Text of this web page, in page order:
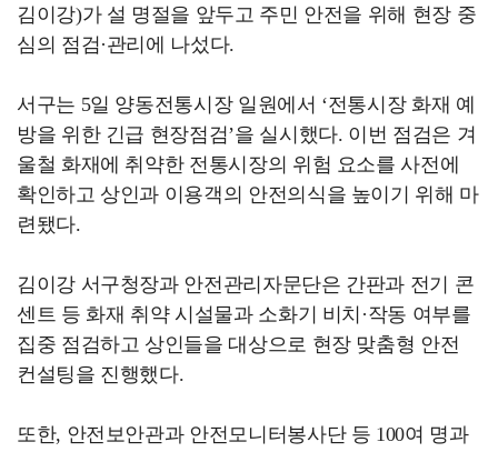
김이강)가 설 명절을 앞두고 주민 안전을 위해 현장 중
심의 점검·관리에 나섰다.
서구는 5일 양동전통시장 일원에서 ‘전통시장 화재 예
방을 위한 긴급 현장점검’을 실시했다. 이번 점검은 겨
울철 화재에 취약한 전통시장의 위험 요소를 사전에
확인하고 상인과 이용객의 안전의식을 높이기 위해 마
련됐다.
김이강 서구청장과 안전관리자문단은 간판과 전기 콘
센트 등 화재 취약 시설물과 소화기 비치·작동 여부를
집중 점검하고 상인들을 대상으로 현장 맞춤형 안전
컨설팅을 진행했다.
또한, 안전보안관과 안전모니터봉사단 등 100여 명과